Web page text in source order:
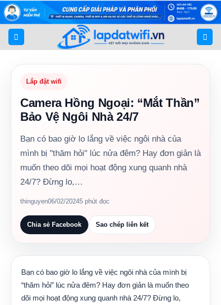
Bỏ
qua
nội
dung
Lắp đặt wifi
Camera Hồng Ngoại: “Mắt Thần”
Bảo Vệ Ngôi Nhà 24/7
Bạn có bao giờ lo lắng về việc ngôi nhà của
mình bị "thăm hỏi" lúc nửa đêm? Hay đơn giản là
muốn theo dõi mọi hoạt động xung quanh nhà
24/7? Đừng lo,…
thinguyen06/02/20245 phút đọc
Chia sẻ Facebook Sao chép liên kết
Bạn có bao giờ lo lắng về việc ngôi nhà của mình bị
“thăm hỏi” lúc nửa đêm? Hay đơn giản là muốn theo
dõi mọi hoạt động xung quanh nhà 24/7? Đừng lo,